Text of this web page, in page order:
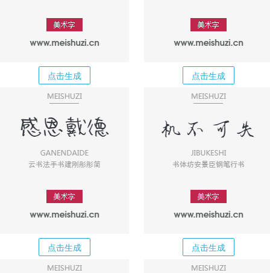
点击生成 点击生成
点击生成 点击生成